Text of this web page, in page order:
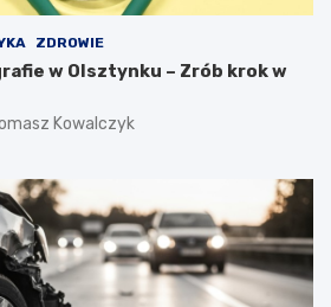
ZDROWIE
w Olsztynku – Zrób krok w
Kowalczyk